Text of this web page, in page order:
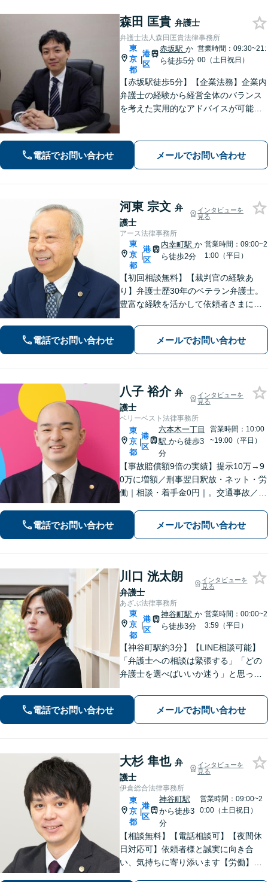
森田 匡貴 弁護士
弁護士法人森田匡貴法律事務所
東
京
都
|
港
区
赤坂駅か
ら徒歩5分
営業時間：09:30~21:
00（土日祝日）
【赤坂駅徒歩5分】【企業法務】企業内
弁護士の経験から経営全体のバランス
を考えた実用的なアドバイスが可能で
が可能です。【債権回収】約700万円を
詐欺加害者から回収した事例も
電話でお問い合わせ メールでお問い合わせ
河東 宗文 弁
護士
インタビューを
見る
アース法律事務所
東
京
都
|
港
区
内幸町駅 か
ら徒歩2分
営業時間：09:00~2
1:00（平日）
【初回相談無料】【裁判官の経験あ
り】弁護士歴30年のベテラン弁護士。
豊富な経験を活かして依頼者さまにご
債務整理に強みあり。お気持ちに寄り
添い親身になって対応します。【夜
間・休日相談可能】【24時間365日受
付】
電話でお問い合わせ メールでお問い合わせ
八子 裕介 弁
護士
インタビューを
見る
ベリーベスト法律事務所
東
京
都
|
港
区
六本木一丁目
駅 から徒歩3
分
営業時間：10:00
~19:00（平日）
【事故賠償額9倍の実績】提示10万→9
0万に増額／刑事翌日釈放・ネット・労
働｜相談・着手金0円｜。交通事故／労
など、幅広い法律トラブルに対応。ひ
とりで抱え込まずお気軽にご相談くだ
電話でお問い合わせ メールでお問い合わせ
川口 洸太朗
弁護士
インタビューを
見る
あざぶ法律事務所
東
京
都
|
港
区
神谷町駅 か
ら徒歩3分
営業時間：00:00~2
3:59（平日）
【神谷町駅約3分】【LINE相談可能】
「弁護士への相談は緊張する」「どの
弁護士を選べばいいか迷う」と思って
す」のYouTubeチャンネルを是非ご覧
ください！ 不倫慰謝料請求・養育費請
求に強い！【初回相談無料】
電話でお問い合わせ メールでお問い合わせ
大杉 隼也 弁
護士
インタビューを
見る
伊倉総合法律事務所
東
京
都
|
港
区
神谷町駅
から徒歩3
分
営業時間：09:00~2
0:00（土日祝日）
【相談無料】【電話相談可】【夜間休
日対応可】依頼者様と誠実に向き合
い、気持ちに寄り添います【労働】残